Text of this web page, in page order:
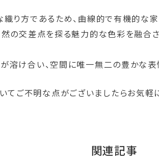
り方であるため、曲線的で有機的な
の交差点を探る魅力的な色彩を融合
け合い、空間に唯一無二の豊かな表
てご不明な点がございましたらお気
関連記事